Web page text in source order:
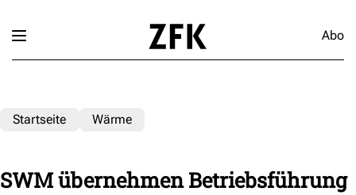
Abo
Startseite Wärme
SWM übernehmen Betriebsführung